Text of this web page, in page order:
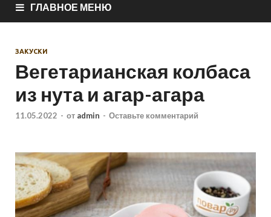
ГЛАВНОЕ МЕНЮ
ЗАКУСКИ
Вегетарианская колбаса
из нута и агар-агара
11.05.2022 - от admin - Оставьте комментарий